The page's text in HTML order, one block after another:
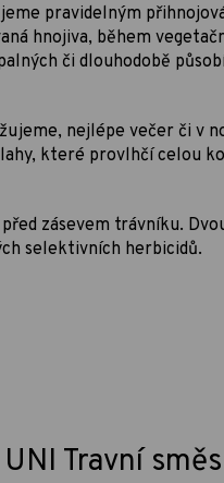
pravidelným
hnojiva, během
či dlouhodobě
nejlépe večer či v
které provlhčí celou
zásevem trávníku.
selektivních herbicidů.
UNI Travní